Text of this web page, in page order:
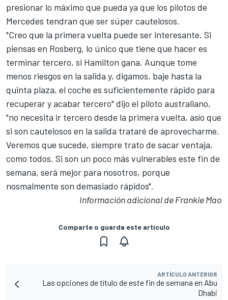
presionar lo máximo que pueda ya que los pilotos de
Mercedes tendran que ser súper cautelosos.
"Creo que la primera vuelta puede ser interesante. Si
piensas en Rosberg, lo único que tiene que hacer es
terminar tercero, si Hamilton gana. Aunque tome
menos riesgos en la salida y, digamos, baje hasta la
quinta plaza, el coche es suficientemente rápido para
recuperar y acabar tercero" dijo el piloto australiano,
"no necesita ir tercero desde la primera vuelta, asío que
si son cautelosos en la salida trataré de aprovecharme.
Veremos que sucede, siempre trato de sacar ventaja,
como todos. Si son un poco más vulnerables este fin de
semana, será mejor para nosotros, porque
nosmalmente son demasiado rápidos".
Información adicional de Frankie Mao
Comparte o guarda este artículo
ARTÍCULO ANTERIOR
Las opciones de título de este fin de semana en Abu
Dhabi